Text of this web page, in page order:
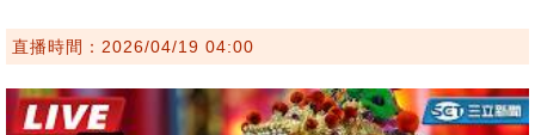
直播時間：2026/04/19 04:00